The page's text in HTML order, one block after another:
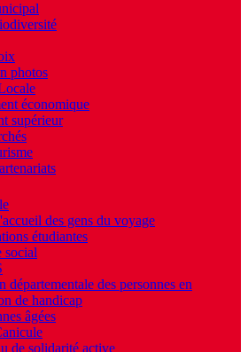
photos
économique
supérieur
des gens du voyage
étudiantes
social
départementale des personnes en
de handicap
âgées
de solidarité active